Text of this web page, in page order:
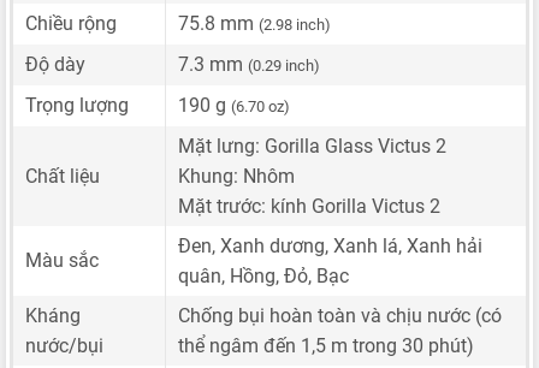
Chiều rộng 75.8 mm (2.98 inch)
Độ dày 7.3 mm (0.29 inch)
Trọng lượng 190 g (6.70 oz)
Chất liệu
Mặt lưng: Gorilla Glass Victus 2
Khung: Nhôm
Mặt trước: kính Gorilla Victus 2
Màu sắc
Đen, Xanh dương, Xanh lá, Xanh hải
quân, Hồng, Đỏ, Bạc
Kháng
nước/bụi
Chống bụi hoàn toàn và chịu nước (có
thể ngâm đến 1,5 m trong 30 phút)